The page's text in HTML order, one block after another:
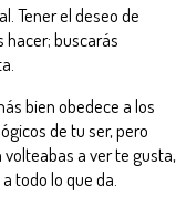
Tener el deseo de
buscarás
bien obedece a los
de tu ser, pero
a ver te gusta,
todo lo que da.